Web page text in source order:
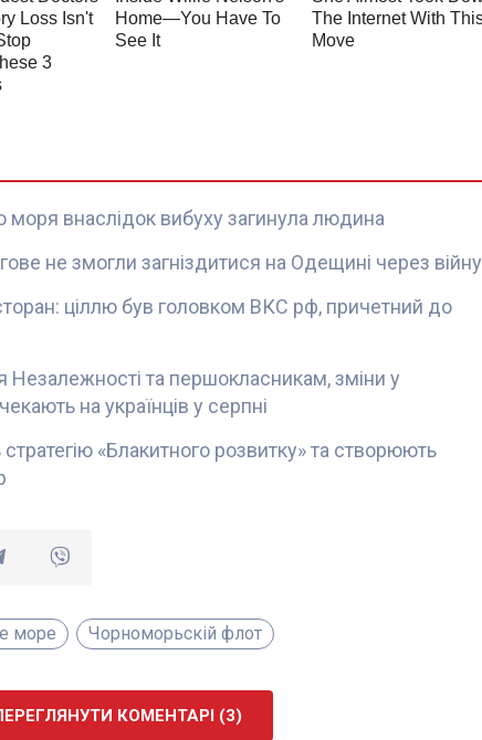
внаслідок вибуху загинула людина
не змогли загніздитися на Одещині через війну
ціллю був головком ВКС рф, причетний до
Незалежності та першокласникам, зміни у
на українців у серпні
«Блакитного розвитку» та створюють
море Чорноморьскій флот
КОМЕНТАРІ (3)